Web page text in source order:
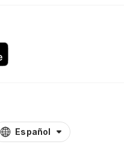
Español